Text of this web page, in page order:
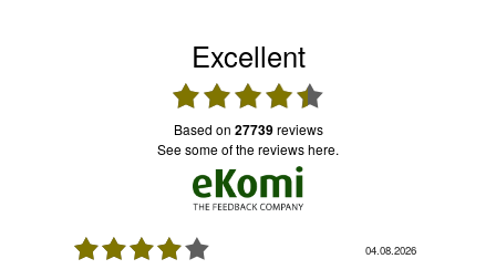
Excellent
based on 27739reviews
see some of the reviews here.
03.08.2026